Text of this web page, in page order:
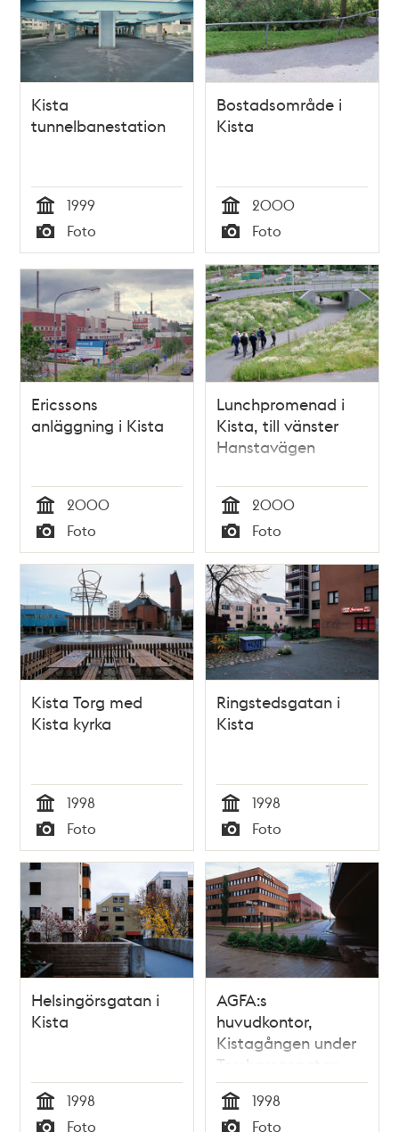
Kista
tunnelbanestation
Tid
1999
Typ
Foto
Bostadsområde i
Kista
Tid
2000
Typ
Foto
Ericssons
anläggning i Kista
Tid
2000
Typ
Foto
Lunchpromenad i
Kista, till vänster
Hanstavägen
Tid
2000
Typ
Foto
Kista Torg med
Kista kyrka
Tid
1998
Typ
Foto
Ringstedsgatan i
Kista
Tid
1998
Typ
Foto
Helsingörsgatan i
Kista
Tid
1998
Foto
AGFA:s
huvudkontor,
Kistagången under
Torshamnsgatan
Tid
1998
Foto